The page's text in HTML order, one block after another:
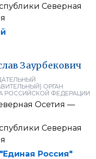
Северная
Заурбекович
ОРГАН
РОССИЙСКОЙ ФЕДЕРАЦИИ
Осетия —
Северная
Россия"